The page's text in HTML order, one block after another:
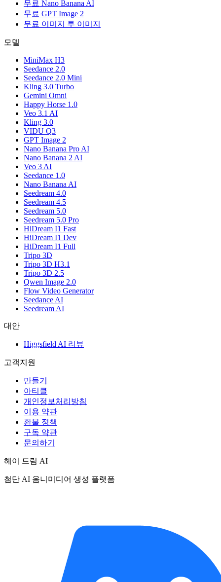
무료 Nano Banana AI
무료 GPT Image 2
무료 이미지 투 이미지
모델
MiniMax H3
Seedance 2.0
Seedance 2.0 Mini
Kling 3.0 Turbo
Gemini Omni
Happy Horse 1.0
Veo 3.1 AI
Kling 3.0
VIDU Q3
GPT Image 2
Nano Banana Pro AI
Nano Banana 2 AI
Veo 3 AI
Seedance 1.0
Nano Banana AI
Seedream 4.0
Seedream 4.5
Seedream 5.0
Seedream 5.0 Pro
HiDream I1 Fast
HiDream I1 Dev
HiDream I1 Full
Tripo 3D
Tripo 3D H3.1
Tripo 3D 2.5
Qwen Image 2.0
Flow Video Generator
Seedance AI
Seedream AI
대안
Higgsfield AI 리뷰
고객지원
만들기
아티클
개인정보처리방침
이용 약관
환불 정책
구독 약관
문의하기
헤이 드림 AI
첨단 AI 옴니미디어 생성 플랫폼